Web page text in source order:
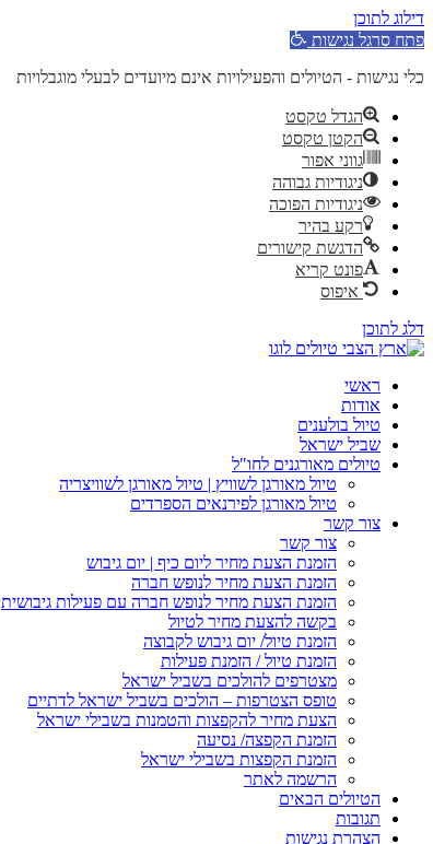
דילוג לתוכן
פתח סרגל נגישות
כלי נגישות - הטיולים והפעילויות אינם מיועדים לבעלי מוגבלויות
הגדל טקסט
הקטן טקסט
גווני אפור
ניגודיות גבוהה
ניגודיות הפוכה
רקע בהיר
הדגשת קישורים
פונט קריא
איפוס
דלג לתוכן
ראשי
אודות
טיול בולענים
שביל ישראל
טיולים מאורגנים לחו"ל
טיול מאורגן לשוויץ | טיול מאורגן לשוויצריה
טיול מאורגן לפירנאים הספרדים
צור קשר
צור קשר
הזמנת הצעת מחיר ליום כיף | יום גיבוש
הזמנת הצעת מחיר לנופש חברה
הזמנת הצעת מחיר לנופש חברה עם פעילות גיבושית
בקשה להצעת מחיר לטיול
הזמנת טיול/ יום גיבוש לקבוצה
הזמנת טיול / הזמנת פעילות
מצטרפים להולכים בשביל ישראל
טופס הצטרפות – הולכים בשביל ישראל לדתיים
הצעת מחיר להקפצות והטמנות בשבילי ישראל
הזמנת הקפצה/ נסיעה
הזמנת הקפצות בשבילי ישראל
הרשמה לאתר
הטיולים הבאים
תגובות
הצהרת נגישות